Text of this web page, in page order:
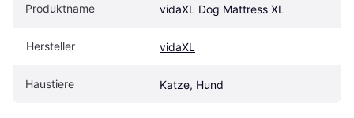
Produktname vidaXL Dog Mattress XL
Hersteller vidaXL
Haustiere Katze, Hund